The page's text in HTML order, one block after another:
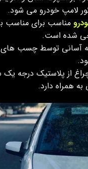
لامپ خودرو می شود.
مناسب برای مناسب
شده است.
آسانی توسط چسب های
از پلاستیک درجه
همراه دارد.